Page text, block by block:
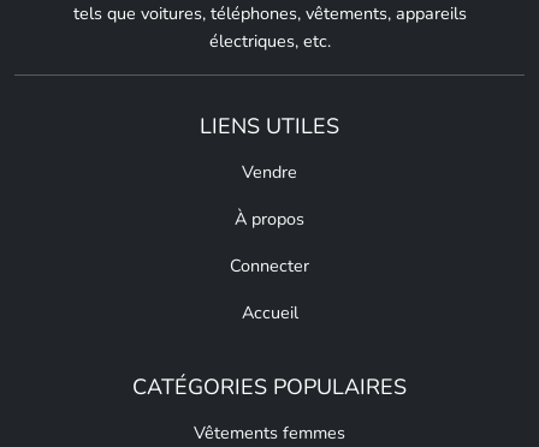
tels que voitures, téléphones, vêtements, appareils
électriques, etc.
LIENS UTILES
Vendre
À propos
Connecter
Accueil
CATÉGORIES POPULAIRES
Vêtements femmes